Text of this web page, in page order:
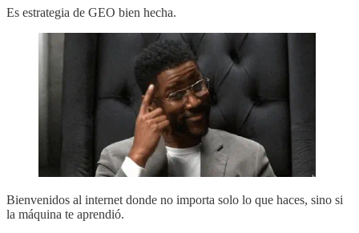
Es estrategia de GEO bien hecha.
Bienvenidos al internet donde no importa solo lo que haces, sino si
la máquina te aprendió.